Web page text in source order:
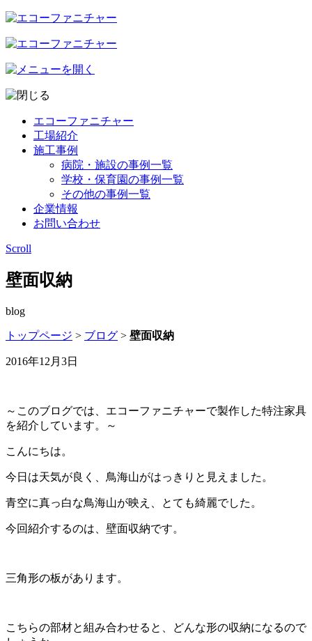
エコーファニチャー
工場紹介
施工事例
病院・施設の事例一覧
学校・保育園の事例一覧
その他の事例一覧
企業情報
お問い合わせ
Scroll
壁面収納
blog
トップページ > ブログ > 壁面収納
2016年12月3日
～このブログでは、エコーファニチャーで製作した特注家具
を紹介しています。～
こんにちは。
今日は天気が良く、鳥海山がはっきりと見えました。
青空に真っ白な鳥海山が映え、とても綺麗でした。
今回紹介するのは、壁面収納です。
三角形の板があります。
こちらの部材と組み合わせると、どんな形の収納になるので